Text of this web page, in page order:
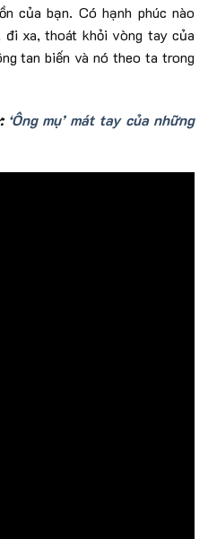
của bạn. Có hạnh phúc nào
đi xa, thoát khỏi vòng tay của
tan biến và nó theo ta trong
‘Ông mụ’ mát tay của những